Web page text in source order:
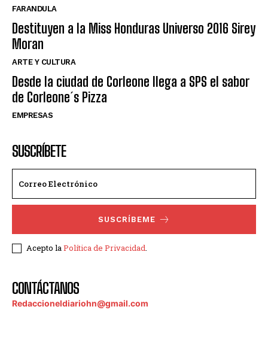
FARANDULA
Destituyen a la Miss Honduras Universo 2016 Sirey
Moran
ARTE Y CULTURA
Desde la ciudad de Corleone llega a SPS el sabor
de Corleone´s Pizza
EMPRESAS
SUSCRÍBETE
SUSCRÍBEME
Acepto laPolítica de Privacidad.
CONTÁCTANOS
Redaccioneldiariohn@gmail.com